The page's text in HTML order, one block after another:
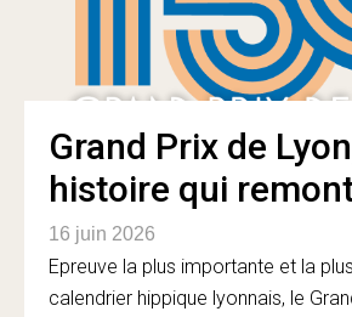
Grand Prix de
histoire qui
16 juin 2026
Epreuve la plus importante et la
calendrier hippique lyonnais, le